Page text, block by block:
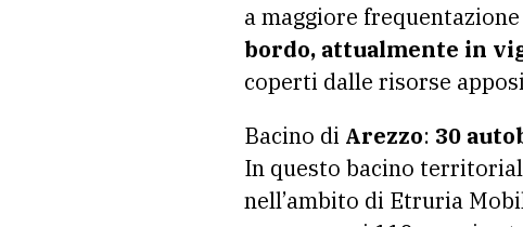
a maggiore
bordo, attualmente in
coperti dalle risorse
Bacino di Arezzo: 30
In questo bacino
nell’ambito di Etruria